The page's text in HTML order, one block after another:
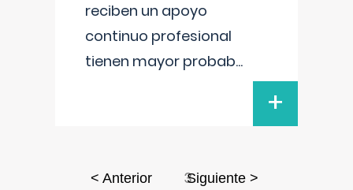
reciben un apoyo
continuo profesional
tienen mayor probab...
+
< Anterior 3Siguiente >